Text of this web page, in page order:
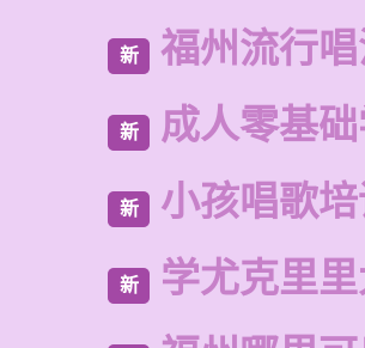
新 福州流行
新 成人零基
新 小孩唱歌培
新 学尤克里